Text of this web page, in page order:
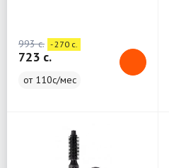
993 c. - 270 c.
723 c.
от 110с/мес